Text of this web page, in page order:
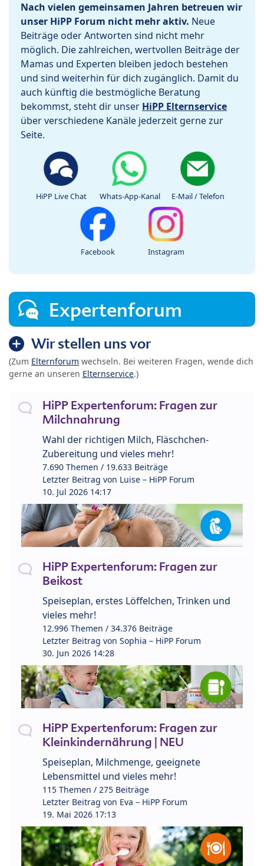
Nach vielen gemeinsamen Jahren betreuen wir
unser HiPP Forum nicht mehr aktiv. Neue
Beiträge oder Antworten sind nicht mehr
möglich. Die zahlreichen, wertvollen Beiträge der
Mamas und Experten bleiben jedoch bestehen
und sind weiterhin für dich zugänglich. Damit du
auch künftig die bestmögliche Beratung
bekommst, steht dir unser HiPP Elternservice
über verschiedene Kanäle jederzeit gerne zur
Seite.
HiPP Live Chat Whats-App-Kanal E-Mail / Telefon
Facebook Instagram
Expertenforum
Wir stellen uns vor
(Zum Elternforum wechseln. Bei weiteren Fragen, wende dich
gerne an unseren Elternservice.)
HiPP Expertenforum: Fragen zur
Milchnahrung
Wahl der richtigen Milch, Fläschchen-
Zubereitung und vieles mehr!
7.690 Themen / 19.633 Beiträge
Letzter Beitrag von Luise – HiPP Forum
10. Jul 2026 14:17
HiPP Expertenforum: Fragen zur
Beikost
Speiseplan, erstes Löffelchen, Trinken und
vieles mehr!
12.996 Themen / 34.376 Beiträge
Letzter Beitrag von Sophia – HiPP Forum
30. Jun 2026 14:28
HiPP Expertenforum: Fragen zur
Kleinkindernährung | NEU
Speiseplan, Milchmenge, geeignete
Lebensmittel und vieles mehr!
115 Themen / 275 Beiträge
Letzter Beitrag von Eva – HiPP Forum
19. Mai 2026 17:13